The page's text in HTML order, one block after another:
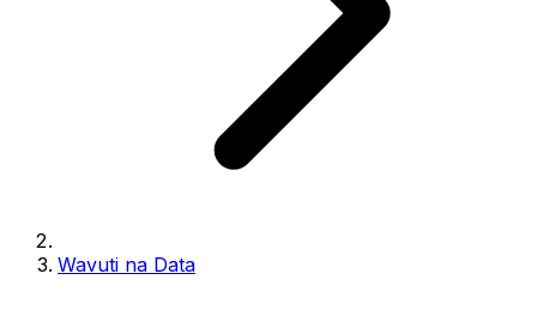
Wavuti na Data